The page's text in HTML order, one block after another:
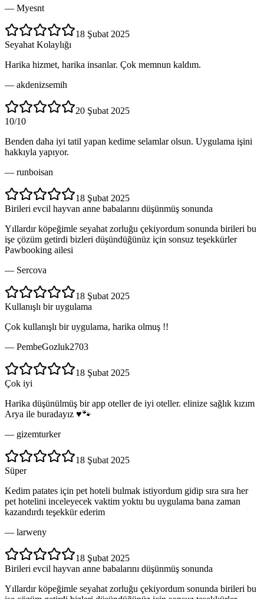
— Myesnt
18 Şubat 2025
Seyahat Kolaylığı
Harika hizmet, harika insanlar. Çok memnun kaldım.
— akdenizsemih
20 Şubat 2025
10/10
Benden daha iyi tatil yapan kedime selamlar olsun. Uygulama işini
hakkıyla yapıyor.
— runboisan
18 Şubat 2025
Birileri evcil hayvan anne babalarını düşünmüş sonunda
Yıllardır köpeğimle seyahat zorluğu çekiyordum sonunda birileri bu
işe çözüm getirdi bizleri düşündüğünüz için sonsuz teşekkürler
Pawbooking ailesi
— Sercova
18 Şubat 2025
Kullanışlı bir uygulama
Çok kullanışlı bir uygulama, harika olmuş !!
— PembeGozluk2703
18 Şubat 2025
Çok iyi
Harika düşünülmüş bir app oteller de iyi oteller. elinize sağlık kızım
Arya ile buradayız ♥️🐾
— gizemturker
18 Şubat 2025
Süper
Kedim patates için pet hoteli bulmak istiyordum gidip sıra sıra her
pet hotelini inceleyecek vaktim yoktu bu uygulama bana zaman
kazandırdı teşekkür ederim
— larweny
18 Şubat 2025
Birileri evcil hayvan anne babalarını düşünmüş sonunda
Yıllardır köpeğimle seyahat zorluğu çekiyordum sonunda birileri bu